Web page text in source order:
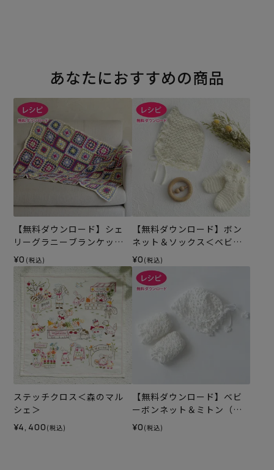
あなたにおすすめの商品
【無料ダウンロード】シェ
リーグラニーブランケット
（レシピ）
¥0 (税込)
【無料ダウンロード】ボン
ネット＆ソックス＜ベビー
パレット＞（レシピ）
¥0 (税込)
ステッチクロス＜森のマル
シェ＞
¥4,400 (税込)
【無料ダウンロード】ベビ
ーボンネット＆ミトン（レ
シピ）
¥0 (税込)